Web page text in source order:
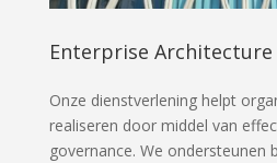
Enterprise Architecture
Onze dienstverlening helpt
realiseren door middel van
governance. We ondersteunen